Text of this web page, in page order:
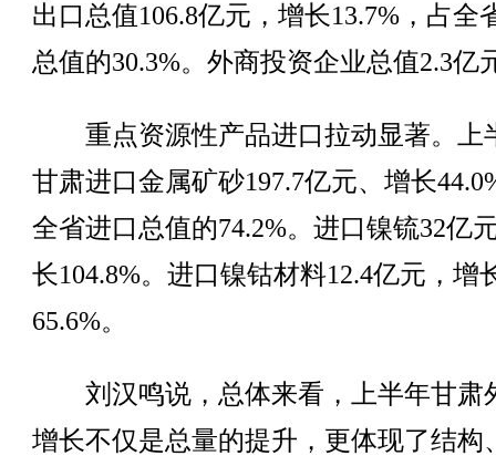
出口总值106.8亿元，增长13.7%，占全
总值的30.3%。外商投资企业总值2.3亿
重点资源性产品进口拉动显著。上
甘肃进口金属矿砂197.7亿元、增长
全省进口总值的74.2%。进口镍锍32亿
长104.8%。进口镍钴材料12.4亿元，增
65.6%。
刘汉鸣说，总体来看，上半年甘肃
增长不仅是总量的提升，更体现了结构